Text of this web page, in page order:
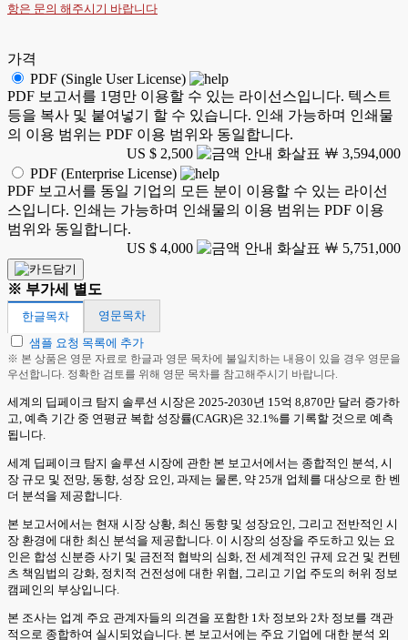
항은 문의 해주시기 바랍니다
가격
PDF (Single User License)
PDF 보고서를 1명만 이용할 수 있는 라이선스입니다. 텍스트
등을 복사 및 붙여넣기 할 수 있습니다. 인쇄 가능하며 인쇄물
의 이용 범위는 PDF 이용 범위와 동일합니다.
US $ 2,500
￦ 3,594,000
PDF (Enterprise License)
PDF 보고서를 동일 기업의 모든 분이 이용할 수 있는 라이선
스입니다. 인쇄는 가능하며 인쇄물의 이용 범위는 PDF 이용
범위와 동일합니다.
US $ 4,000
￦ 5,751,000
※ 부가세 별도
한글목차
영문목차
샘플 요청 목록에 추가
※ 본 상품은 영문 자료로 한글과 영문 목차에 불일치하는 내용이 있을 경우 영문을
우선합니다. 정확한 검토를 위해 영문 목차를 참고해주시기 바랍니다.
세계의 딥페이크 탐지 솔루션 시장은 2025-2030년 15억 8,870만 달러 증가하
고, 예측 기간 중 연평균 복합 성장률(CAGR)은 32.1%를 기록할 것으로 예측
됩니다.
세계 딥페이크 탐지 솔루션 시장에 관한 본 보고서에서는 종합적인 분석, 시
장 규모 및 전망, 동향, 성장 요인, 과제는 물론, 약 25개 업체를 대상으로 한 벤
더 분석을 제공합니다.
본 보고서에서는 현재 시장 상황, 최신 동향 및 성장요인, 그리고 전반적인 시
장 환경에 대한 최신 분석을 제공합니다. 이 시장의 성장을 주도하고 있는 요
인은 합성 신분증 사기 및 금전적 협박의 심화, 전 세계적인 규제 요건 및 컨텐
츠 책임법의 강화, 정치적 건전성에 대한 위협, 그리고 기업 주도의 허위 정보
캠페인의 부상입니다.
본 조사는 업계 주요 관계자들의 의견을 포함한 1차 정보와 2차 정보를 객관
적으로 종합하여 실시되었습니다. 본 보고서에는 주요 기업에 대한 분석 외